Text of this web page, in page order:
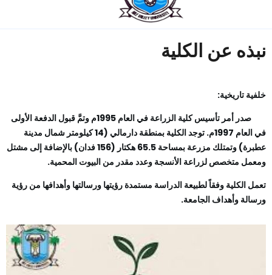
عن الكلية
تاريخية:
صدر أمر تأسيس كلية الزراعة في العام 1995م وتمَّ قبول الدفعة الأولى
في العام 1997م. توجد الكلية بمنطقة دارمالي (14 كيلومتر شمال مدينة
عطبرة) وتمتلك مزرعة بمساحة 65.5 هكتار (156 فدان) بالإضافة إلى مشتل
متخصص لزراعة الأنسجة وعدد مقدر من البيوت المحمية.
الكلية وفقاً لطبيعة الدراسة مستمدة رؤيتها ورسالتها وأهدافها من رؤية
وأهداف الجامعة.